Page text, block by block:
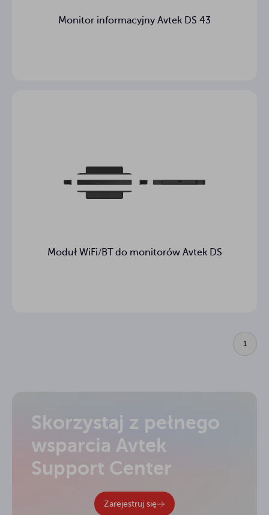
Monitor informacyjny Avtek DS 43
Moduł WiFi/BT do monitorów Avtek DS
1
Skorzystaj z pełnego
wsparcia Avtek
Support Center
Zarejestruj się